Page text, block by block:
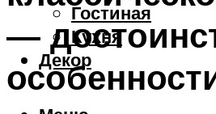
Гостиная
Кухня
Декор
—